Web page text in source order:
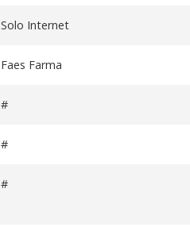
Solo Internet
Faes Farma
#
#
#